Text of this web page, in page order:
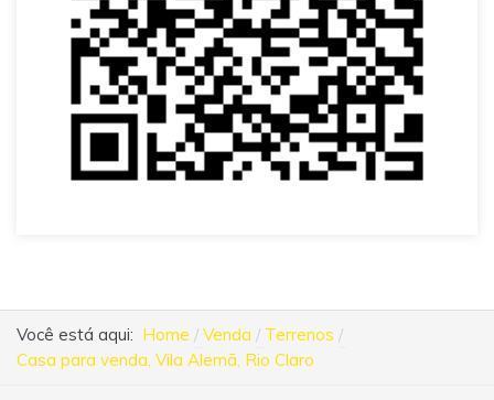
Você está aqui: Home Venda
Terrenos
Casa para venda, Vila Alemã, Rio Claro